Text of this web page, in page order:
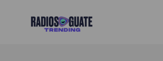
Radios Guate